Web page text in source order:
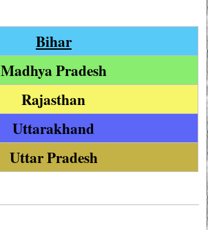
Bihar
Madhya Pradesh
Rajasthan
Uttarakhand
Uttar Pradesh